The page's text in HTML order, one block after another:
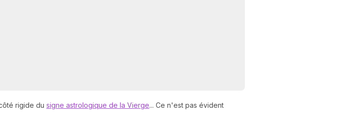
rigide du signe astrologique de la Vierge... Ce n'est pas évident